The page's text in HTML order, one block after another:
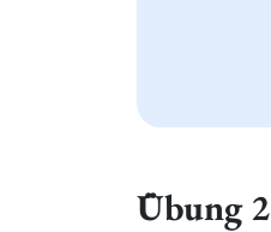
Übung 2